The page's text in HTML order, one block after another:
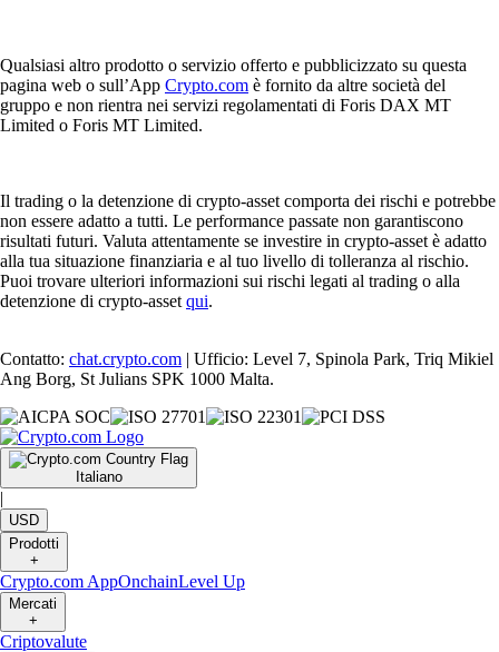
Qualsiasi altro prodotto o servizio offerto e pubblicizzato su questa
pagina web o sull’App Crypto.com è fornito da altre società del
gruppo e non rientra nei servizi regolamentati di Foris DAX MT
Limited o Foris MT Limited.
Il trading o la detenzione di crypto-asset comporta dei rischi e potrebbe
non essere adatto a tutti. Le performance passate non garantiscono
risultati futuri. Valuta attentamente se investire in crypto-asset è adatto
alla tua situazione finanziaria e al tuo livello di tolleranza al rischio.
Puoi trovare ulteriori informazioni sui rischi legati al trading o alla
detenzione di crypto-asset qui.
Contatto: chat.crypto.com | Ufficio: Level 7, Spinola Park, Triq Mikiel
Ang Borg, St Julians SPK 1000 Malta.
Italiano
|
USD
Prodotti
+
Crypto.com AppOnchainLevel Up
Mercati
+
Criptovalute